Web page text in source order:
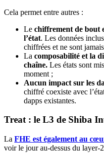
Cela permet entre autres :
Le chiffrement de bout
l’état. Les données
chiffrées et ne sont
La composabilité et la
chaîne. Les états sont
moment ;
Aucun impact sur les
chiffré coexiste avec
dapps existantes.
Treat : le L3 de Shiba
La FHE est également au
voir le jour au-dessus du layer-2